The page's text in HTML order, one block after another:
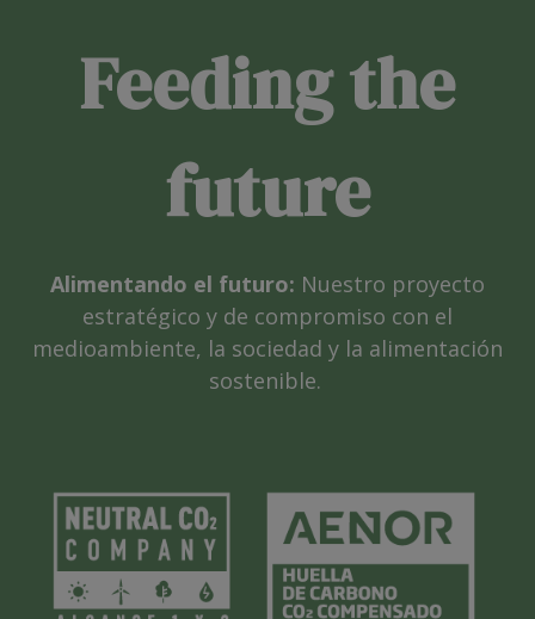
Feeding the
future
Alimentando el futuro: Nuestro proyecto
estratégico y de compromiso con el
medioambiente, la sociedad y la alimentación
sostenible.